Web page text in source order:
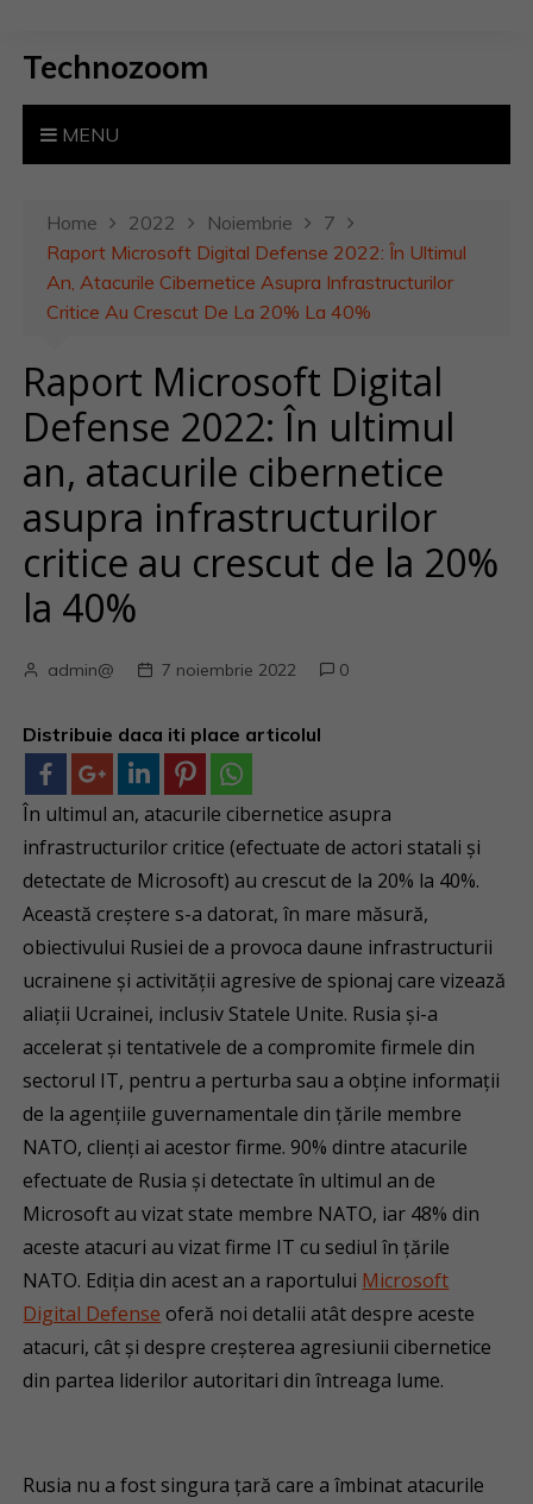
Technozoom
MENU
Home 2022 Noiembrie
7
Raport Microsoft Digital Defense 2022: În Ultimul
An, Atacurile Cibernetice Asupra Infrastructurilor
Critice Au Crescut De La 20% La 40%
Raport Microsoft Digital
Defense 2022: În ultimul
an, atacurile cibernetice
asupra infrastructurilor
critice au crescut de la 20%
la 40%
admin@ 7 noiembrie 2022 0
Distribuie daca iti place articolul
În ultimul an, atacurile cibernetice asupra
infrastructurilor critice (efectuate de actori statali și
detectate de Microsoft) au crescut de la 20% la 40%.
Această creștere s-a datorat, în mare măsură,
obiectivului Rusiei de a provoca daune infrastructurii
ucrainene și activității agresive de spionaj care vizează
aliații Ucrainei, inclusiv Statele Unite. Rusia și-a
accelerat și tentativele de a compromite firmele din
sectorul IT, pentru a perturba sau a obține informații
de la agențiile guvernamentale din țările membre
NATO, clienți ai acestor firme. 90% dintre atacurile
efectuate de Rusia și detectate în ultimul an de
Microsoft au vizat state membre NATO, iar 48% din
aceste atacuri au vizat firme IT cu sediul în țările
NATO. Ediția din acest an a raportului Microsoft
Digital Defense oferă noi detalii atât despre aceste
atacuri, cât și despre creșterea agresiunii cibernetice
din partea liderilor autoritari din întreaga lume.
Rusia nu a fost singura țară care a îmbinat atacurile